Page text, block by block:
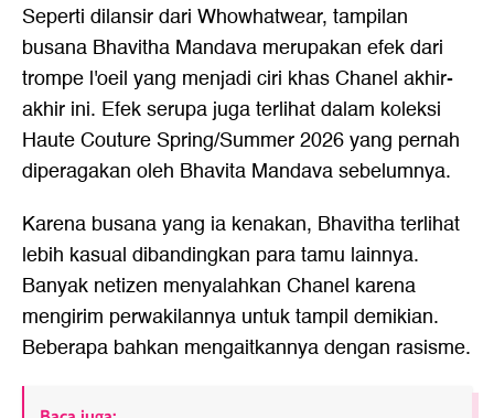
Seperti dilansir dari Whowhatwear, tampilan
busana Bhavitha Mandava merupakan efek dari
trompe l'oeil yang menjadi ciri khas Chanel akhir-
akhir ini. Efek serupa juga terlihat dalam koleksi
Haute Couture Spring/Summer 2026 yang pernah
diperagakan oleh Bhavita Mandava sebelumnya.
Karena busana yang ia kenakan, Bhavitha terlihat
lebih kasual dibandingkan para tamu lainnya.
Banyak netizen menyalahkan Chanel karena
mengirim perwakilannya untuk tampil demikian.
Beberapa bahkan mengaitkannya dengan rasisme.